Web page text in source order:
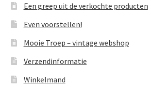
Een greep uit de verkochte producten
Even voorstellen!
Mooie Troep – vintage webshop
Verzendinformatie
Winkelmand